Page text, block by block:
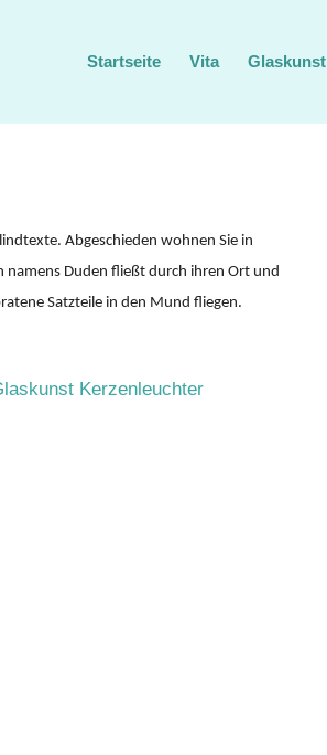
Startseite Vita Glaskunst
Abgeschieden wohnen Sie in
namens Duden fließt durch ihren Ort und
Satzteile in den Mund fliegen.